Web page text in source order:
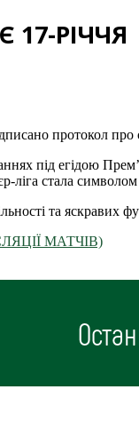
17-РІЧЧЯ
під егідою
ліга стала
та
МАТЧІВ)